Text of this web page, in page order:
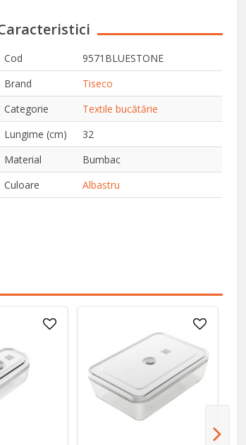
Cod
9571BLUESTONE
Brand
Tiseco
Categorie
Textile bucătărie
Lungime (cm)
32
Material
Bumbac
Culoare
Albastru